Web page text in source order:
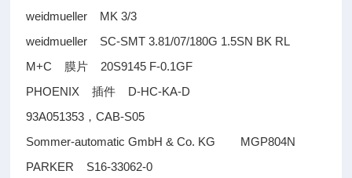
weidmueller MK 3/3
weidmueller SC-SMT 3.81/07/180G 1.5SN BK RL
M+C
膜片 20S9145 F-0.1GF
PHOENIX插件 D-HC-KA-D
93A051353 ，CAB-S05
Sommer-automatic GmbH & Co. KG MGP804N
PARKER S16-33062-0